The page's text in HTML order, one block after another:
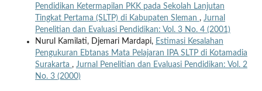
Pendidikan Ketermapilan PKK pada Sekolah Lanjutan
Tingkat Pertama (SLTP) di Kabupaten Sleman , Jurnal
Penelitian dan Evaluasi Pendidikan: Vol. 3 No. 4 (2001)
Nurul Kamilati, Djemari Mardapi, Estimasi Kesalahan
Pengukuran Ebtanas Mata Pelajaran IPA SLTP di Kotamadia
Surakarta , Jurnal Penelitian dan Evaluasi Pendidikan: Vol. 2
No. 3 (2000)